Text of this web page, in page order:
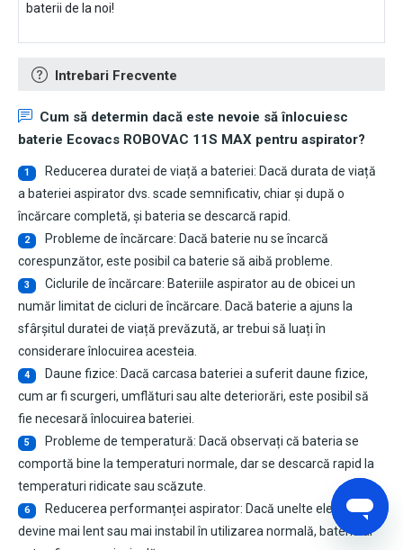
baterii de la noi!
Intrebari Frecvente
Cum să determin dacă este nevoie să înlocuiesc
baterie Ecovacs ROBOVAC 11S MAX pentru aspirator?
1
Reducerea duratei de viață a bateriei: Dacă durata de viață
a bateriei aspirator dvs. scade semnificativ, chiar și după o
încărcare completă, și bateria se descarcă rapid.
2
Probleme de încărcare: Dacă baterie nu se încarcă
corespunzător, este posibil ca baterie să aibă probleme.
3
Ciclurile de încărcare: Bateriile aspirator au de obicei un
număr limitat de cicluri de încărcare. Dacă baterie a ajuns la
sfârșitul duratei de viață prevăzută, ar trebui să luați în
considerare înlocuirea acesteia.
4
Daune fizice: Dacă carcasa bateriei a suferit daune fizice,
cum ar fi scurgeri, umflături sau alte deteriorări, este posibil să
fie necesară înlocuirea bateriei.
5
Probleme de temperatură: Dacă observați că bateria se
comportă bine la temperaturi normale, dar se descarcă rapid la
temperaturi ridicate sau scăzute.
6
Reducerea performanței aspirator: Dacă unelte electriceul
devine mai lent sau mai instabil în utilizarea normală, bateria ar